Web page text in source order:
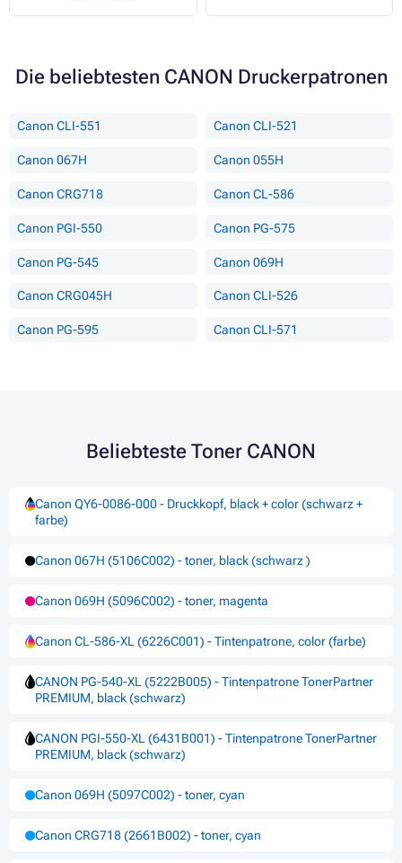
Die beliebtesten CANON Druckerpatronen
Canon CLI-551 Canon CLI-521
Canon 067H Canon 055H
Canon CRG718 Canon CL-586
Canon PGI-550 Canon PG-575
Canon PG-545 Canon 069H
Canon CRG045H Canon CLI-526
Canon PG-595 Canon CLI-571
Beliebteste Toner CANON
Canon QY6-0086-000 - Druckkopf, black + color (schwarz +
farbe)
Canon 067H (5106C002) - toner, black (schwarz )
Canon 069H (5096C002) - toner, magenta
Canon CL-586-XL (6226C001) - Tintenpatrone, color (farbe)
CANON PG-540-XL (5222B005) - Tintenpatrone TonerPartner
PREMIUM, black (schwarz)
CANON PGI-550-XL (6431B001) - Tintenpatrone TonerPartner
PREMIUM, black (schwarz)
Canon 069H (5097C002) - toner, cyan
Canon CRG718 (2661B002) - toner, cyan